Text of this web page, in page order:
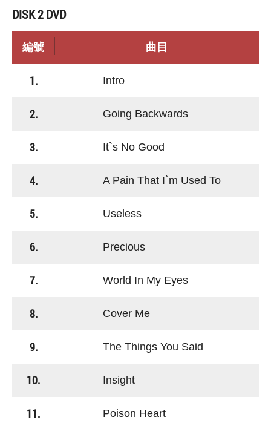
DISK 2 DVD
編號 曲目
1. Intro
2. Going Backwards
3. It`s No Good
4. A Pain That I`m Used To
5. Useless
6. Precious
7. World In My Eyes
8. Cover Me
9. The Things You Said
10. Insight
11. Poison Heart